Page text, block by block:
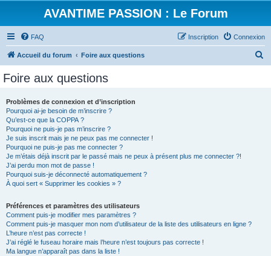
AVANTIME PASSION : Le Forum
FAQ Connexion
Inscription
Accueil du forum Foire aux questions
Foire aux questions
Problèmes de connexion et d’inscription
Pourquoi ai-je besoin de m’inscrire ?
Qu’est-ce que la COPPA ?
Pourquoi ne puis-je pas m’inscrire ?
Je suis inscrit mais je ne peux pas me connecter !
Pourquoi ne puis-je pas me connecter ?
Je m’étais déjà inscrit par le passé mais ne peux à présent plus me connecter ?!
J’ai perdu mon mot de passe !
Pourquoi suis-je déconnecté automatiquement ?
À quoi sert « Supprimer les cookies » ?
Préférences et paramètres des utilisateurs
Comment puis-je modifier mes paramètres ?
Comment puis-je masquer mon nom d’utilisateur de la liste des utilisateurs en ligne ?
L’heure n’est pas correcte !
J’ai réglé le fuseau horaire mais l’heure n’est toujours pas correcte !
Ma langue n’apparaît pas dans la liste !